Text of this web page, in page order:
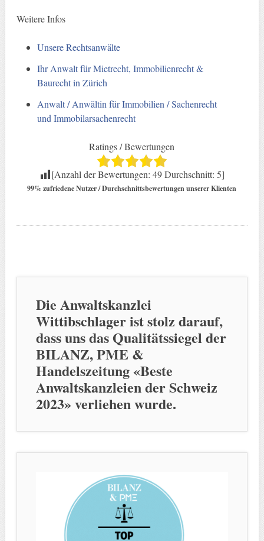
Weitere Infos
Unsere Rechtsanwälte
Ihr Anwalt für Mietrecht, Immobilienrecht &
Baurecht in Zürich
Anwalt / Anwältin für Immobilien / Sachenrecht
und Immobilarsachenrecht
Ratings / Bewertungen
[Anzahl der Bewertungen: 49Durchschnitt: 5]
99% zufriedene Nutzer / Durchschnittsbewertungen unserer Klienten
Die Anwaltskanzlei
Wittibschlager ist stolz darauf,
dass uns das Qualitätssiegel der
BILANZ, PME &
Handelszeitung «Beste
Anwaltskanzleien der Schweiz
2023» verliehen wurde.